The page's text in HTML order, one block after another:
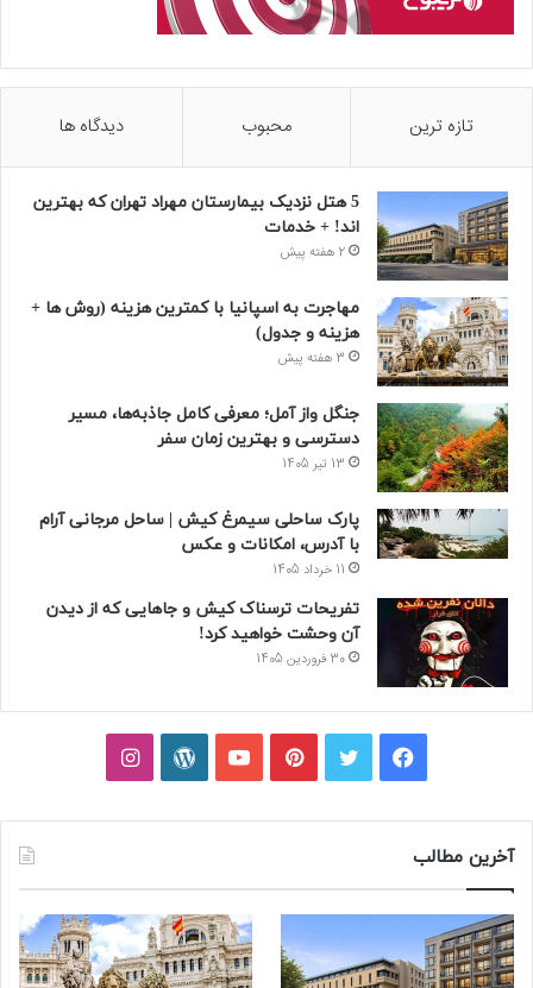
تازه ترین محبوب دیدگاه ها
5 هتل نزدیک بیمارستان مهراد تهران که بهترین‌
اند! + خدمات
2 هفته پیش
مهاجرت به اسپانیا با کمترین هزینه (روش ها +
هزینه و جدول)
3 هفته پیش
جنگل واز آمل؛ معرفی کامل جاذبه‌ها، مسیر
دسترسی و بهترین زمان سفر
13 تیر 1405
پارک ساحلی سیمرغ کیش | ساحل مرجانی آرام
با آدرس، امکانات و عکس
11 خرداد 1405
تفریحات ترسناک کیش و جاهایی که از دیدن
آن وحشت خواهید کرد!
30 فروردین 1405
فیسبوکتوییترپینتریستیوتیوبوردپرساینستاگرام
آخرین مطالب